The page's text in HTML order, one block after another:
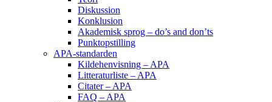
Diskussion
Konklusion
Akademisk sprog – do’s and don’ts
Punktopstilling
APA-standarden
Kildehenvisning – APA
Litteraturliste – APA
Citater – APA
FAQ – APA